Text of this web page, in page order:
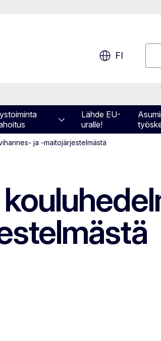
FI
Lähde EU-
uralle!
ja -maitojärjestelmästä